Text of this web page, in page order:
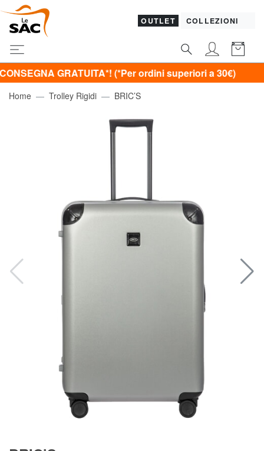
OUTLET COLLEZIONI
GRATUITA*! (*Per ordini superiori a 30€)
Home Trolley Rigidi BRIC’S